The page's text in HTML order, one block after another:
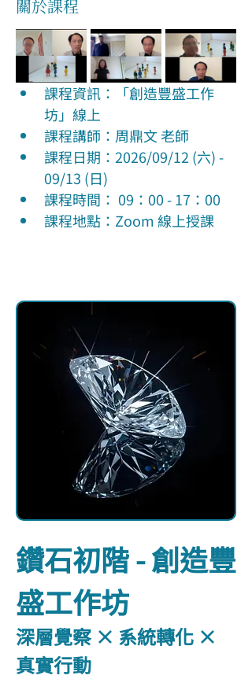
關於課程
課程資訊：「創造豐盛工作
坊」線上
課程講師：周鼎文 老師
課程日期：2026/09/12 (六) -
09/13 (日)
課程時間： 09：00 - 17：00
課程地點：Zoom 線上授課
鑽石初階 - 創造豐
盛工作坊
深層覺察 × 系統轉化 ×
真實行動